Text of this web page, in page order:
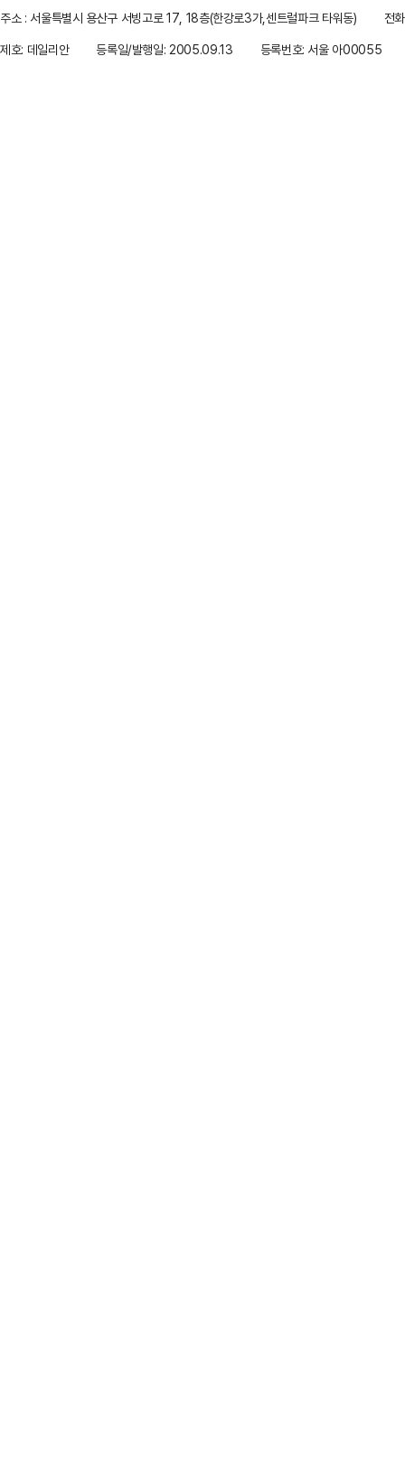
주소 : 서울특별시 용산구 서빙고로 17, 18층(한강로3가,센트럴파크 타워동)
전
제호: 데일리안
등록일/발행일: 2005.09.13 등록번호: 서울 아00055